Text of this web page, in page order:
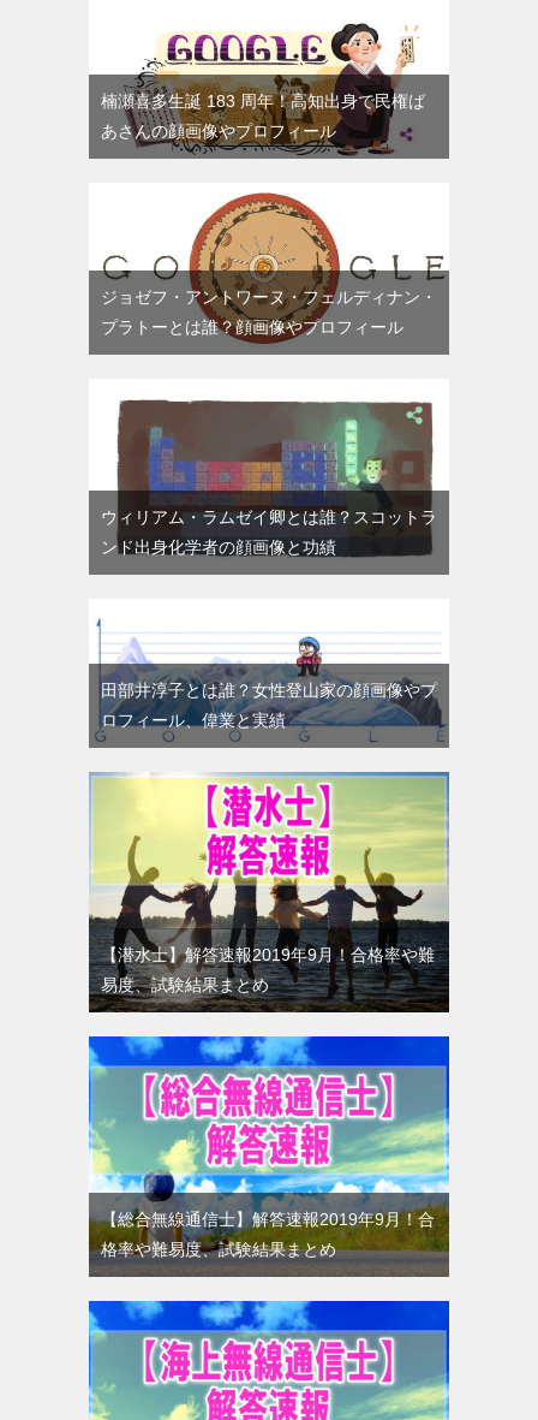
楠瀬喜多生誕 183 周年！高知出身で民権ば
あさんの顔画像やプロフィール
ジョゼフ・アントワーヌ・フェルディナン・
プラトーとは誰？顔画像やプロフィール
ウィリアム・ラムゼイ卿とは誰？スコットラ
ンド出身化学者の顔画像と功績
田部井淳子とは誰？女性登山家の顔画像やプ
ロフィール、偉業と実績
【潜水士】解答速報2019年9月！合格率や難
易度、試験結果まとめ
【総合無線通信士】解答速報2019年9月！合
格率や難易度、試験結果まとめ